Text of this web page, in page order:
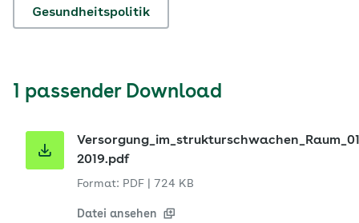
Gesundheitspolitik
1 passender Download
2019.pdf
Format: PDF 724 KB
Datei ansehen